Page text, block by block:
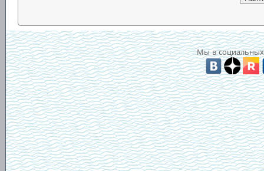
Мы в социальных